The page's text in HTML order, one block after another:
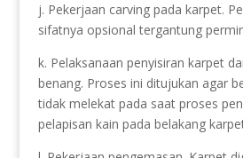
j. Pekerjaan carving pada karpet.
sifatnya opsional tergantung
k. Pelaksanaan penyisiran karpet
benang. Proses ini ditujukan agar
tidak melekat pada saat proses
pelapisan kain pada belakang